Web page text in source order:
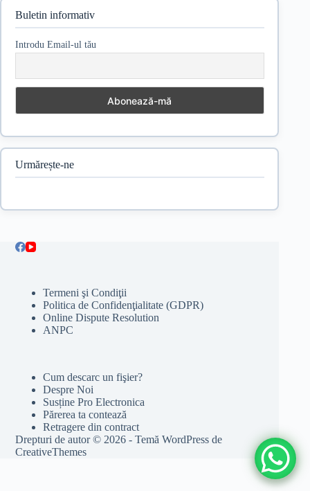
Buletin informativ
Introdu Email-ul tău
Urmărește-ne
Termeni şi Condiţii
Politica de Confidenţialitate (GDPR)
Online Dispute Resolution
ANPC
Cum descarc un fişier?
Despre Noi
Susține Pro Electronica
Părerea ta contează
Retragere din contract
Drepturi de autor © 2026 - Temă WordPress de
CreativeThemes